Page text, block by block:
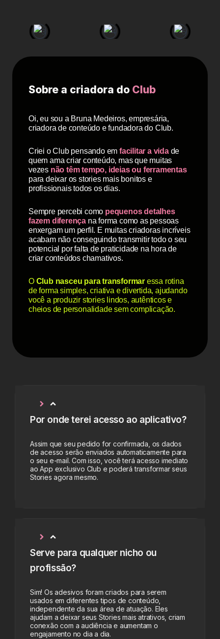
Sobre a criadora do Club
Oi, eu sou a Bruna Medeiros, empresária,
criadora de conteúdo e fundadora do Club.
Criei o Club pensando em facilitar a vidade
quem ama criar conteúdo, mas que muitas
vezes não têm tempo, ideias ou ferramentas
para deixar os stories mais bonitos e
profissionais todos os dias.
Sempre percebi como pequenos detalhes
fazem diferença na forma como as pessoas
enxergam um perfil. E muitas criadoras incríveis
acabam não conseguindo transmitir todo o seu
potencial por falta de praticidade na hora de
criar conteúdos chamativos.
O Club nasceu para transformar essa rotina
de forma simples, criativa e divertida, ajudando
você a produzir stories lindos, autênticos e
cheios de personalidade sem complicação.
Por onde terei acesso ao aplicativo?
Assim que seu pedido for confirmada, os dados
de acesso serão enviados automaticamente para
o seu e-mail. Com isso, você terá acesso imediato
ao App exclusivo Club e poderá transformar seus
Stories agora mesmo.
Serve para qualquer nicho ou
profissão?
Sim! Os adesivos foram criados para serem
usados em diferentes tipos de conteúdo,
independente da sua área de atuação. Eles
ajudam a deixar seus Stories mais atrativos, criam
conexão com a audiência e aumentam o
engajamento no dia a dia.